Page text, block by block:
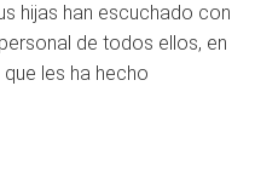
hijas han escuchado con
de todos ellos, en
les ha hecho